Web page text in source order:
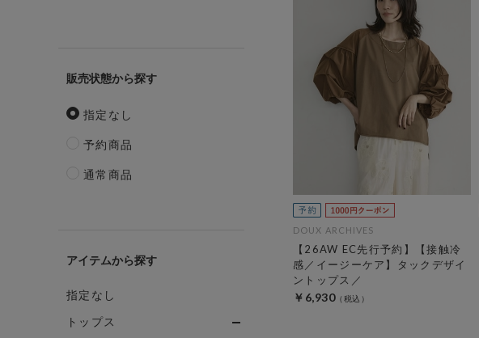
販売状態
指定なし
予約商品
通常商品
アイテム
指定なし
トップス
DOUX ARCHIVES
【26AW EC先行予約】【接触冷
感／イージーケア】タックデザイ
ントップス／
￥6,930